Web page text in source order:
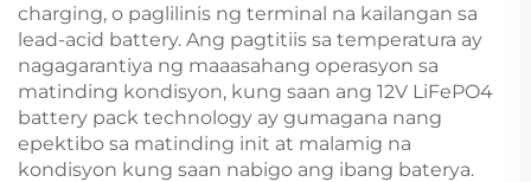
charging, o paglilinis ng terminal na kailangan sa
lead-acid battery. Ang pagtitiis sa temperatura ay
nagagarantiya ng maaasahang operasyon sa
matinding kondisyon, kung saan ang 12V LiFePO4
battery pack technology ay gumagana nang
epektibo sa matinding init at malamig na
kondisyon kung saan nabigo ang ibang baterya.